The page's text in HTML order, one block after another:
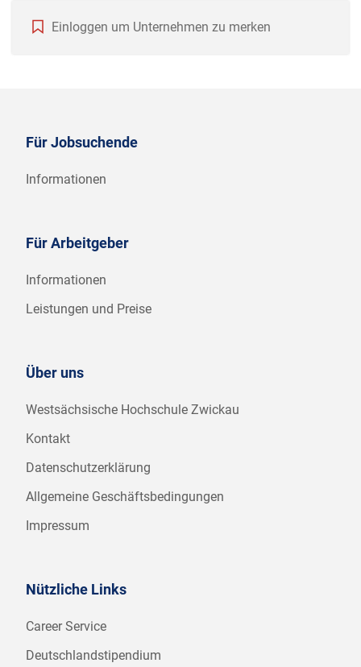
Einloggen um Unternehmen zu merken
Für Jobsuchende
Informationen
Für Arbeitgeber
Informationen
Leistungen und Preise
Über uns
Westsächsische Hochschule Zwickau
Kontakt
Datenschutzerklärung
Allgemeine Geschäftsbedingungen
Impressum
Nützliche Links
Career Service
Deutschlandstipendium